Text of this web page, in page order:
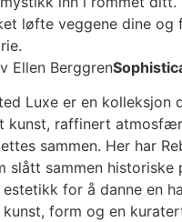
løfte veggene dine og
Ellen Berggren
Luxe er en kolleksjon
kunst, raffinert
sammen. Her har
slått sammen historiske
for å danne en
kunst, form og en